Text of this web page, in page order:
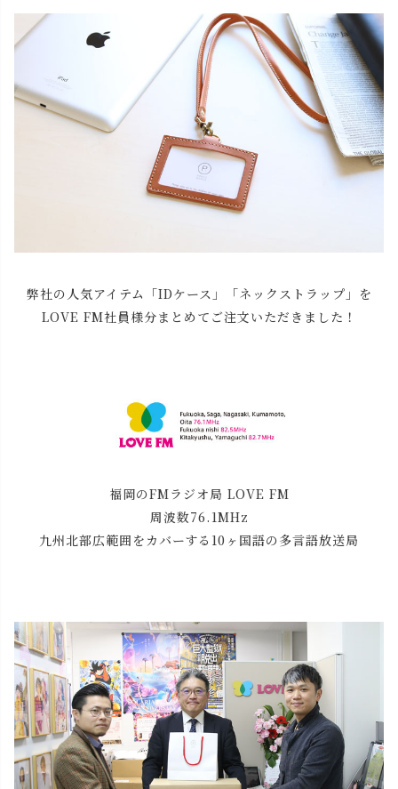
弊社の人気アイテム「IDケース」「ネックストラップ」を
LOVE FM社員様分まとめてご注文いただきました！
福岡のFMラジオ局 LOVE FM
周波数76.1MHz
九州北部広範囲をカバーする10ヶ国語の多言語放送局